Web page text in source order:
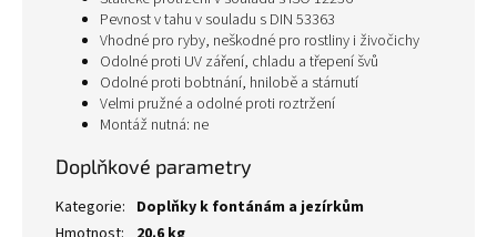
Pevnost v tahu v souladu s DIN 53363
Vhodné pro ryby, neškodné pro rostliny i živočichy
Odolné proti UV záření, chladu a třepení švů
Odolné proti bobtnání, hnilobě a stárnutí
Velmi pružné a odolné proti roztržení
Montáž nutná: ne
Doplňkové parametry
Kategorie: Doplňky k fontánám a jezírkům